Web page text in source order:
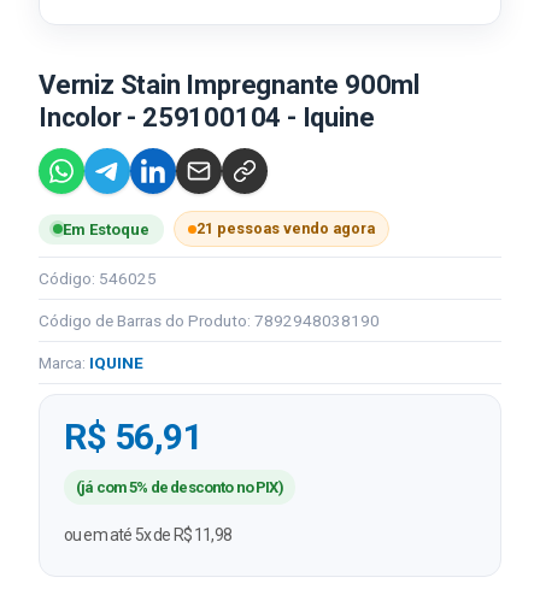
Verniz Stain Impregnante 900ml
Incolor - 259100104 - Iquine
Em Estoque 21 pessoas vendo agora
Código: 546025
Código de Barras do Produto: 7892948038190
Marca: IQUINE
R$ 56,91
(já com 5% de desconto no PIX)
ou em até 5x de R$ 11,98